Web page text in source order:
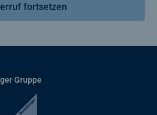
fortsetzen
Gruppe